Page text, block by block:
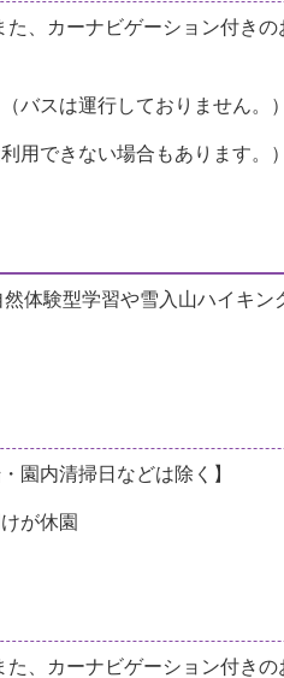
、カーナビゲーション付き
バスは運行しておりません。）
用できない場合もあります。）
体験型学習や雪入山ハイキン
園内清掃日などは除く】
けが休園
、カーナビゲーション付き